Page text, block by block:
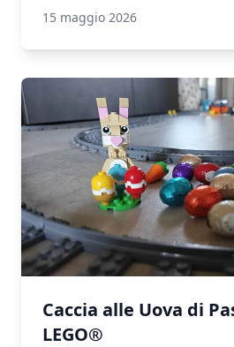
15 maggio 2026
Caccia alle Uova di
LEGO®